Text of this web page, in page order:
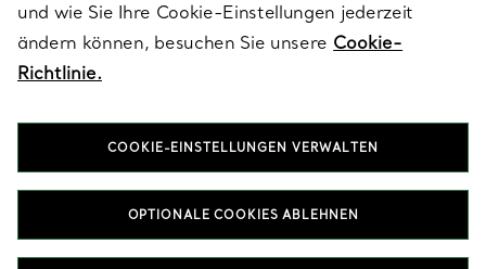
FOLGEN SIE UNS
T&Co. 2026
und wie Sie Ihre Cookie-Einstellungen jederzeit
ändern können, besuchen Sie unsere Cookie-
Richtlinie.
COOKIE-EINSTELLUNGEN VERWALTEN
OPTIONALE COOKIES ABLEHNEN